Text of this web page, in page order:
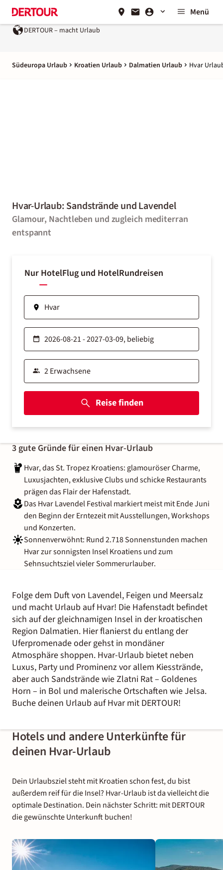
Menü
Ein Unternehmen derREWE Group
Südeuropa Urlaub Kroatien Urlaub Dalmatien Urlaub Hvar
Hvar-Urlaub: Sandstrände und Lavendel
Glamour, Nachtleben und zugleich mediterran
entspannt
Nur HotelFlug und HotelRundreisen
Reise finden
3 gute Gründe für einen Hvar-Urlaub
Hvar, das St. Tropez Kroatiens: glamouröser Charme,
Luxusjachten, exklusive Clubs und schicke Restaurants
prägen das Flair der Hafenstadt.
Das Hvar Lavendel Festival markiert meist mit Ende Juni
den Beginn der Erntezeit mit Ausstellungen, Workshops
und Konzerten.
Sonnenverwöhnt: Rund 2.718 Sonnenstunden machen
Hvar zur sonnigsten Insel Kroatiens und zum
Sehnsuchtsziel vieler Sommerurlauber.
Folge dem Duft von Lavendel, Feigen und Meersalz
und macht Urlaub auf Hvar! Die Hafenstadt befindet
sich auf der gleichnamigen Insel in der kroatischen
Region Dalmatien. Hier flanierst du entlang der
Uferpromenade oder gehst in mondäner
Atmosphäre shoppen. Hvar-Urlaub bietet neben
Luxus, Party und Prominenz vor allem Kiesstrände,
aber auch Sandstrände wie Zlatni Rat – Goldenes
Horn – in Bol und malerische Ortschaften wie Jelsa.
Buche deinen Urlaub auf Hvar mit DERTOUR!
Hotels und andere Unterkünfte für
deinen Hvar-Urlaub
Dein Urlaubsziel steht mit Kroatien schon fest, du bist
außerdem reif für die Insel? Hvar-Urlaub ist da vielleicht die
optimale Destination. Dein nächster Schritt: mit DERTOUR
die gewünschte Unterkunft buchen!